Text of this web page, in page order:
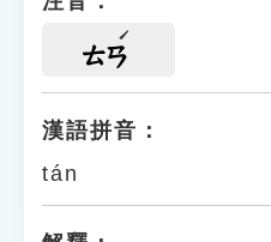
ㄊㄢ
漢語拼音：
tán